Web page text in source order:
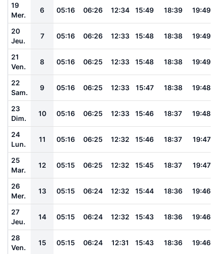
19
Mer.
6 05:16 06:26 12:34 15:49 18:39 19:49
20
Jeu.
7 05:16 06:26 12:33 15:48 18:38 19:49
21
Ven.
8 05:16 06:25 12:33 15:48 18:38 19:49
22
Sam.
9 05:16 06:25 12:33 15:47 18:38 19:48
23
Dim.
10 05:16 06:25 12:33 15:46 18:37 19:48
24
Lun.
11 05:16 06:25 12:32 15:46 18:37 19:47
25
Mar.
12 05:15 06:25 12:32 15:45 18:37 19:47
26
Mer.
13 05:15 06:24 12:32 15:44 18:36 19:46
27
Jeu.
14 05:15 06:24 12:32 15:43 18:36 19:46
28
Ven.
15 05:15 06:24 12:31 15:43 18:36 19:46